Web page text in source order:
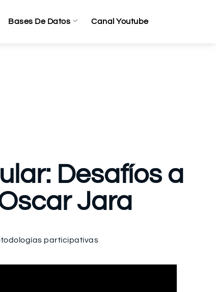
Bases De Datos Canal Youtube
Desafíos a
Jara
participativas